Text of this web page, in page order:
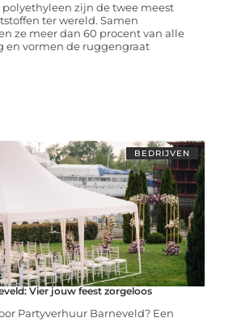
zijn de twee meest
ter wereld. Samen
ze meer dan 60 procent van alle
en vormen de ruggengraat
BEDRIJVEN
Vier jouw feest zorgeloos
Partyverhuur Barneveld? Een